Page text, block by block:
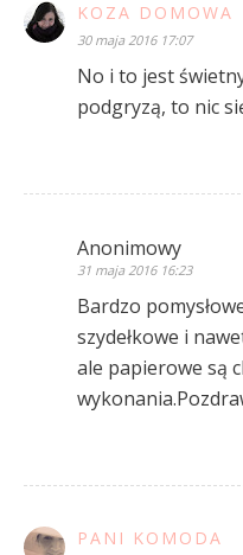
KOZA DOMOWA
30 maja 2016 17:07
No i to jest
podgryzą, to nic
Anonimowy
31 maja 2016 16:23
Bardzo
szydełkowe i
ale papierowe są
PANI KOMODA